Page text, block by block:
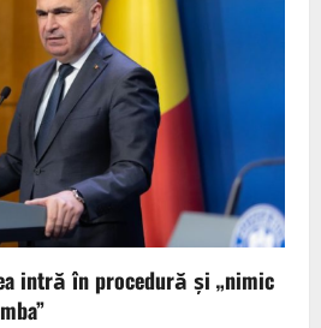
intră în procedură și „nimic